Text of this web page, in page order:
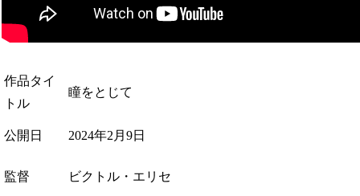
作品タイ
トル
瞳をとじて
公開日 2024年2月9日
監督 ビクトル・エリセ